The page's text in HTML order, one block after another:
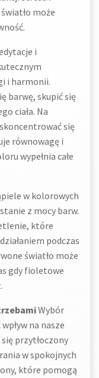
może
i
i harmonii.
barwę, skupić się
ciała. Na
się
równowagę i
wypełnia całe
w kolorowych
z mocy barw.
które
podczas
światło może
gdy fioletowe
Wybór
na nasze
przytłoczony
w spokojnych
które pomogą